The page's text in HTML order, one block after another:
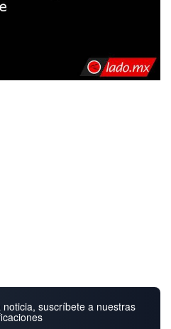
suscríbete a nuestras